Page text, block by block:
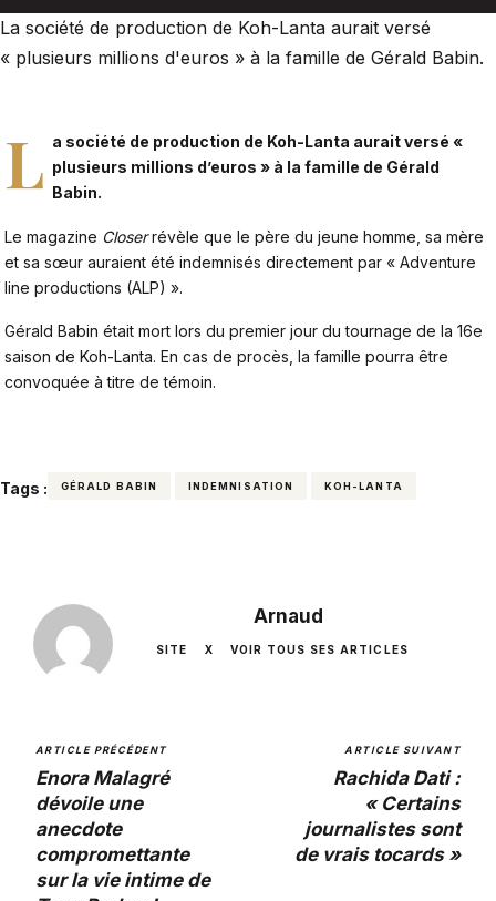
La société de production de Koh-Lanta aurait versé
« plusieurs millions d'euros » à la famille de Gérald Babin.
L a société de production de Koh-Lanta aurait versé «
plusieurs millions d’euros » à la famille de Gérald
Babin.
Le magazine Closerrévèle que le père du jeune homme, sa mère
et sa sœur auraient été indemnisés directement par « Adventure
line productions (ALP) ».
Gérald Babin était mort lors du premier jour du tournage de la 16e
saison de Koh-Lanta. En cas de procès, la famille pourra être
convoquée à titre de témoin.
Tags : GÉRALD BABIN INDEMNISATION KOH-LANTA
Arnaud
SITE X VOIR TOUS SES ARTICLES
ARTICLE PRÉCÉDENT
Enora Malagré
dévoile une
anecdote
compromettante
sur la vie intime de
ARTICLE SUIVANT
Rachida Dati :
« Certains
journalistes sont
de vrais tocards »